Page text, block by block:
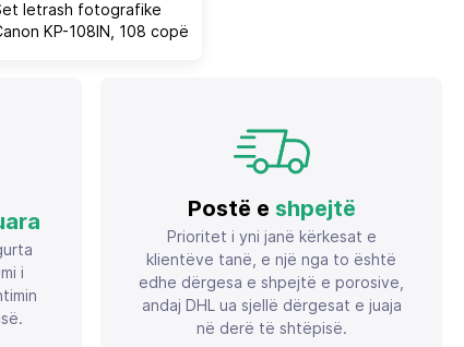
letrash fotografike
KP-108IN, 108 copë
i
Postë e shpejtë
Prioritet i yni janë kërkesat e
klientëve tanë, e një nga to është
edhe dërgesa e shpejtë e porosive,
andaj DHL ua sjellë dërgesat e juaja
në derë të shtëpisë.